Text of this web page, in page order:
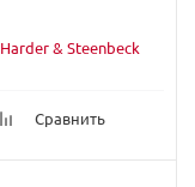
Harder & Steenbeck
Сравнить